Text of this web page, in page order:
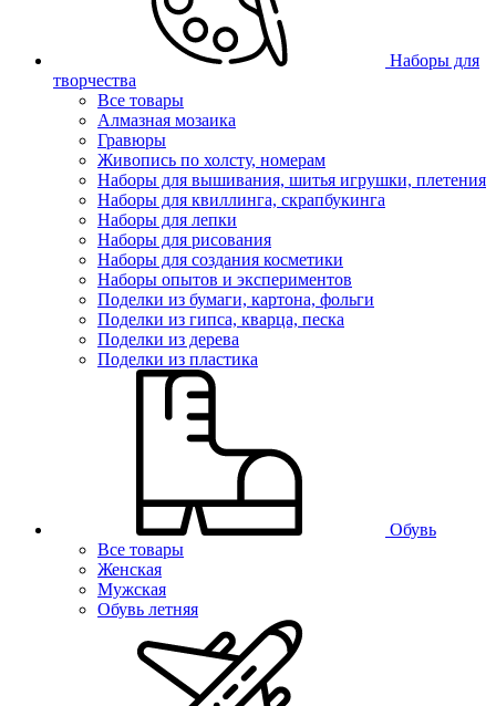
Наборы для
творчества
Все товары
Алмазная мозаика
Гравюры
Живопись по холсту, номерам
Наборы для вышивания, шитья игрушки, плетения
Наборы для квиллинга, скрапбукинга
Наборы для лепки
Наборы для рисования
Наборы для создания косметики
Наборы опытов и экспериментов
Поделки из бумаги, картона, фольги
Поделки из гипса, кварца, песка
Поделки из дерева
Поделки из пластика
Обувь
Все товары
Женская
Мужская
Обувь летняя